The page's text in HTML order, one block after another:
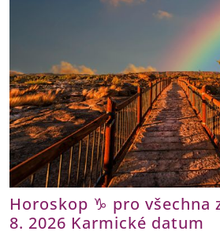
Horoskop ♑ pro všechna
8. 2026 Karmické datum